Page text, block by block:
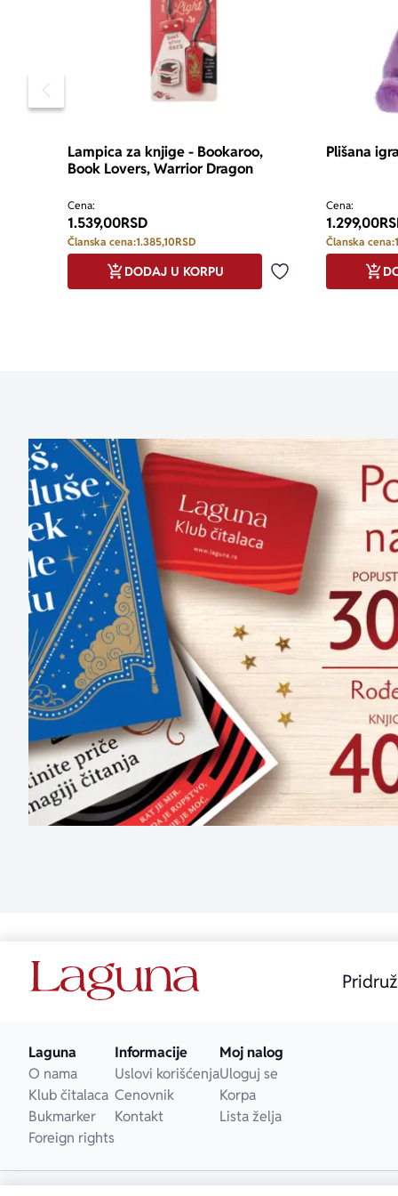
Pomeranje sadržaja slajdera u levo
Lampica za knjige - Bookaroo,
Book Lovers, Warrior Dragon
Cena:
1.539,00RSD
Članska cena:1.385,10RSD
Dodaj u omiljene
DODAJ U KORPU
Plišana
Cena:
1.299,00
Članska cena:
Laguna
O nama
Klub čitalaca
Bukmarker
Foreign rights
Informacije
Uslovi korišćenja
Cenovnik
Kontakt
Moj nalog
Uloguj se
Korpa
Lista želja